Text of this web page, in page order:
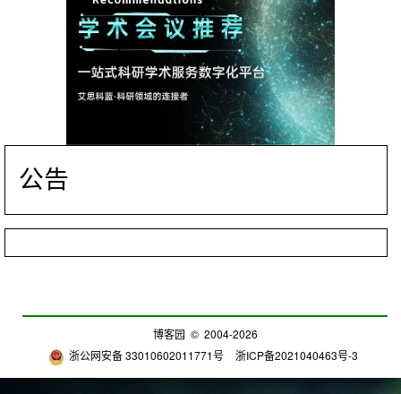
公告
博客园 © 2004-2026
浙公网安备 33010602011771号
浙ICP备2021040463号-3